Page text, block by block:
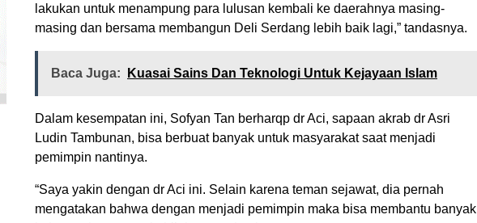
lakukan untuk menampung para lulusan kembali ke daerahnya masing-
masing dan bersama membangun Deli Serdang lebih baik lagi,” tandasnya.
Baca Juga: Kuasai Sains Dan Teknologi Untuk Kejayaan Islam
Dalam kesempatan ini, Sofyan Tan berharqp dr Aci, sapaan akrab dr Asri
Ludin Tambunan, bisa berbuat banyak untuk masyarakat saat menjadi
pemimpin nantinya.
“Saya yakin dengan dr Aci ini. Selain karena teman sejawat, dia pernah
mengatakan bahwa dengan menjadi pemimpin maka bisa membantu banyak